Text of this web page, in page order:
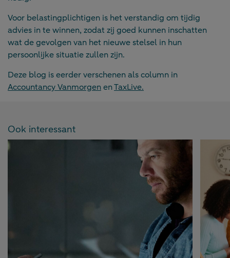
Voor belastingplichtigen is het verstandig om tijdig
advies in te winnen, zodat zij goed kunnen inschatten
wat de gevolgen van het nieuwe stelsel in hun
persoonlijke situatie zullen zijn.
Deze blog is eerder verschenen als column in
Accountancy VanmorgenenTaxLive.
Ook interessant